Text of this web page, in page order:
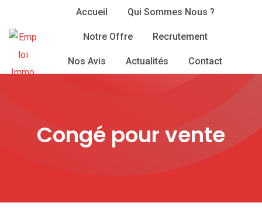
content
Accueil Qui Sommes Nous ?
Notre Offre Recrutement
Nos Avis Actualités Contact
Congé pour vente